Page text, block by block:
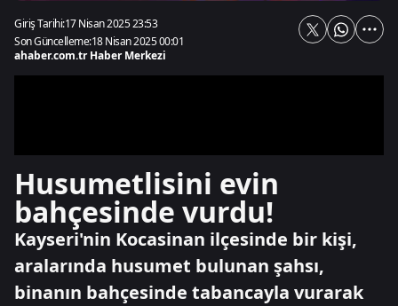
Giriş Tarihi:17 Nisan 2025 23:53
Son Güncelleme:18 Nisan 2025 00:01
ahaber.com.tr Haber Merkezi
Husumetlisini evin
bahçesinde vurdu!
Kayseri'nin Kocasinan ilçesinde bir kişi,
aralarında husumet bulunan şahsı,
binanın bahçesinde tabancayla vurarak